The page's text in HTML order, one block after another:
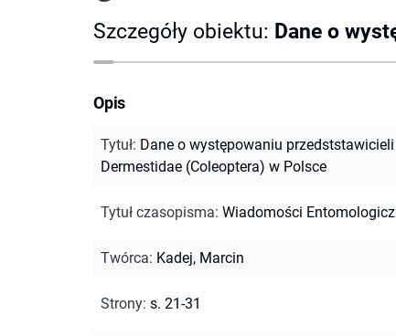
Szczegóły obiektu: Dane o
Opis
Tytuł: Dane o występowaniu przedststawicieli
Dermestidae (Coleoptera) w Polsce
Tytuł czasopisma: Wiadomości
Twórca: Kadej, Marcin
Strony: s. 21-31